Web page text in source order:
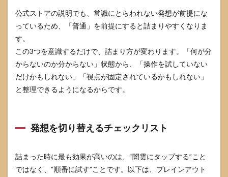
公式ストアの説明でも、常識にとらわれない発想が前提にな
っているため、「普通」を前提にすると詰まりやすくなりま
す。
この3つを意識するだけで、詰まり方が変わります。「何が分
からないのか分からない」状態から、「操作を試していない
だけかもしれない」「視点が固定されているかもしれない」
と整理できるようになるからです。
発想を切り替えるチェックリスト
詰まった時に最も効果が高いのは、“闇雲にタップする”こと
ではなく、“順番に試す”ことです。以下は、ブレインアウト